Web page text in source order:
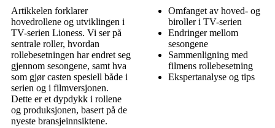
Artikkelen forklarer
hovedrollene og utviklingen i
TV-serien Lioness. Vi ser på
sentrale roller, hvordan
rollebesetningen har endret seg
gjennom sesongene, samt hva
som gjør casten spesiell både i
serien og i filmversjonen.
Dette er et dypdykk i rollene
og produksjonen, basert på de
nyeste bransjeinnsiktene.
Omfanget av hoved- og
biroller i TV-serien
Endringer mellom
sesongene
Sammenligning med
filmens rollebesetning
Ekspertanalyse og tips